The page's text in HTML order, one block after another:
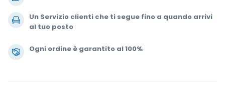
Un Servizio clienti che ti segue fino a quando arrivi
al tuo posto
Ogni ordine è garantito al 100%